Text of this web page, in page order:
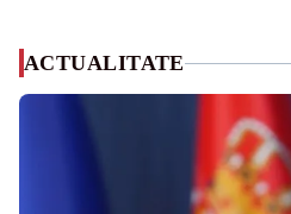
ACTUALITATE